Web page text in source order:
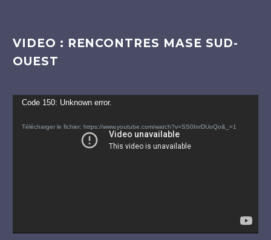
VIDEO : RENCONTRES MASE SUD-
OUEST
Lecteur
Code 150: Unknown error.
Télécharger le fichier: https://www.youtube.com/watch?v=SS0InrDUoQo&_=1